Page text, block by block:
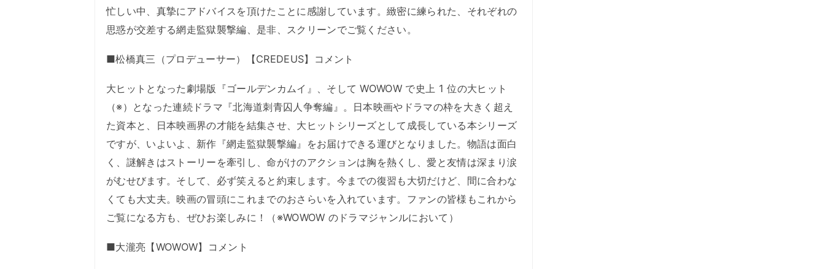
忙しい中、真摯にアドバイスを頂けたことに感謝しています。緻密に練られた、それぞれの
思惑が交差する網走監獄襲撃編、是非、スクリーンでご覧ください。
■松橋真三（プロデューサー）【CREDEUS】コメント
大ヒットとなった劇場版『ゴールデンカムイ』、そして WOWOW で史上 1 位の大ヒット
（※）となった連続ドラマ『北海道刺青囚人争奪編』。日本映画やドラマの枠を大きく超え
た資本と、日本映画界の才能を結集させ、大ヒットシリーズとして成長している本シリーズ
ですが、いよいよ、新作『網走監獄襲撃編』をお届けできる運びとなりました。物語は面白
く、謎解きはストーリーを牽引し、命がけのアクションは胸を熱くし、愛と友情は深まり涙
がむせびます。そして、必ず笑えると約束します。今までの復習も大切だけど、間に合わな
くても大丈夫。映画の冒頭にこれまでのおさらいを入れています。ファンの皆様もこれから
ご覧になる方も、ぜひお楽しみに！（※WOWOW のドラマジャンルにおいて）
■大瀧亮【WOWOW】コメント